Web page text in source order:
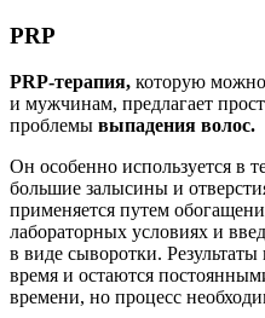
PRP
PRP-терапия, которую
и мужчинам, предлагает
проблемы выпадения волос.
Он особенно используется в
большие залысины и
применяется путем
лабораторных условиях и
в виде сыворотки. Результаты
время и остаются
времени, но процесс